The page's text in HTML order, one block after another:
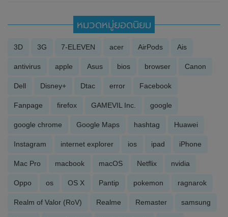
หมวดหมู่ยอดนิยม
3D 3G 7-ELEVEN acer AirPods Ais
antivirus apple Asus bios browser Canon
Dell Disney+ Dtac error Facebook
Fanpage firefox GAMEVIL Inc. google
google chrome Google Maps hashtag Huawei
Instagram internet explorer ios ipad iPhone
Mac Pro macbook macOS Netflix nvidia
Oppo os OS X Pantip pokemon ragnarok
Realm of Valor (RoV) Realme Remaster samsung